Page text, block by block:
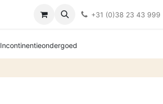
Kieswijzer nacht- en+31 (0)38 23 43 999
Incontinentieondergoed